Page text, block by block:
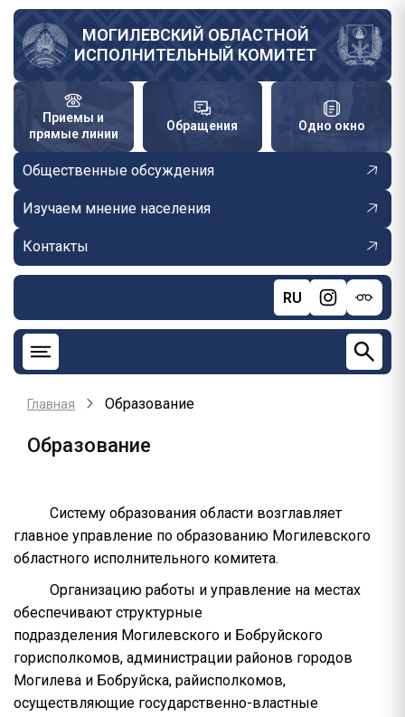
Перейти
основному
содержанию
МОГИЛЕВСКИЙ ОБЛАСТНОЙ
ИСПОЛНИТЕЛЬНЫЙ КОМИТЕТ
Приемы и
прямые линии
Обращения Одно окно
Общественные обсуждения
Изучаем мнение населения
Контакты
RU
Главная Образование
Образование
Систему образования области возглавляет
главное управление по образованию Могилевского
областного исполнительного комитета.
Организацию работы и управление на местах
обеспечивают структурные
подразделения Могилевского и Бобруйского
горисполкомов, администрации районов городов
Могилева и Бобруйска, райисполкомов,
осуществляющие государственно-властные